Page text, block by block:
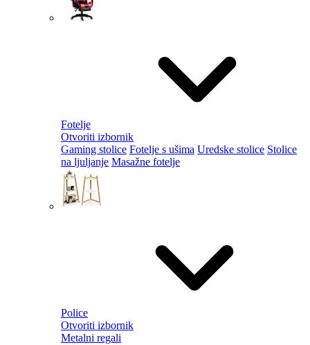
Fotelje
Otvoriti izbornik
Gaming stolice Fotelje s ušima Uredske stolice Stolice
na ljuljanje Masažne fotelje
Police
Otvoriti izbornik
Metalni regali